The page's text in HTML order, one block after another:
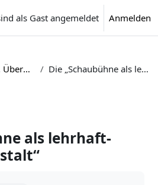
als Gast angemeldet Anmelden
6.5. Überblick Aufgaben Die „Schaubühne als lehrhaft-moralische Anstalt“
als lehrhaft-